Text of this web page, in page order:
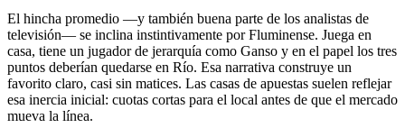
El hincha promedio —y también buena parte de los analistas de
televisión— se inclina instintivamente por Fluminense. Juega en
casa, tiene un jugador de jerarquía como Ganso y en el papel los tres
puntos deberían quedarse en Río. Esa narrativa construye un
favorito claro, casi sin matices. Las casas de apuestas suelen reflejar
esa inercia inicial: cuotas cortas para el local antes de que el mercado
mueva la línea.